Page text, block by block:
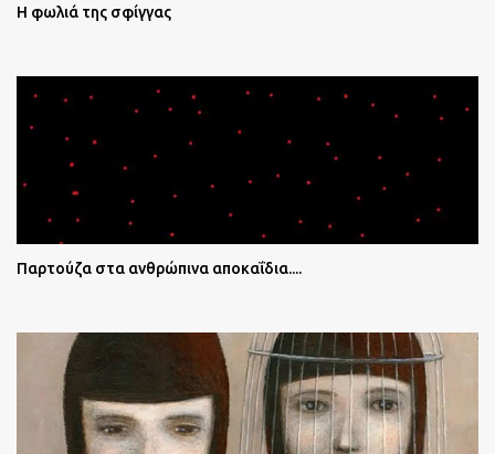
Η φωλιά της σφίγγας
Παρτούζα στα ανθρώπινα αποκαΐδια....